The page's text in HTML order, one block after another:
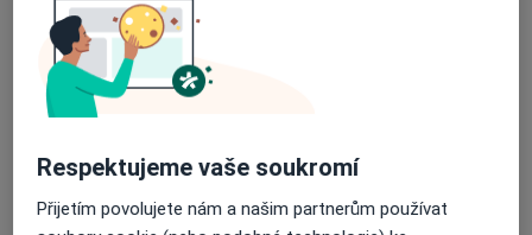
MUDr. Jiří Neuwirth
Praktický lékař
Respektujeme vaše soukromí
Přijetím povolujete nám a našim partnerům používat